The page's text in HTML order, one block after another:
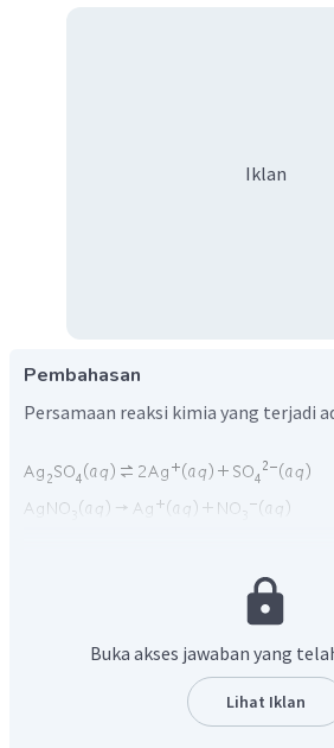
Iklan
Pembahasan
Persamaan reaksi kimia yang terjadi
= (0,1 + 2s) mol/L
Buka akses jawaban yang
Lihat Iklan